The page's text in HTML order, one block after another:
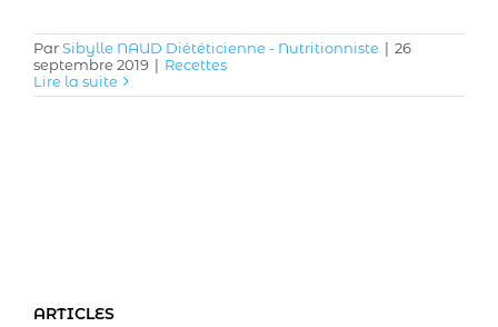
ParSibylle NAUD Diététicienne - Nutritionniste | 26
septembre 2019 | Recettes
Lire la suite
ARTICLES